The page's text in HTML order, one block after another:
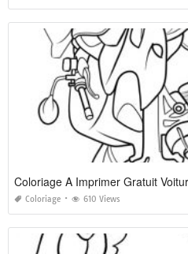
Coloriage A Imprimer Gratuit
Coloriage 610 Views